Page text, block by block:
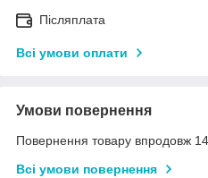
Післяплата
Всі умови оплати
Умови повернення
Повернення товару впродовж
Всі умови повернення